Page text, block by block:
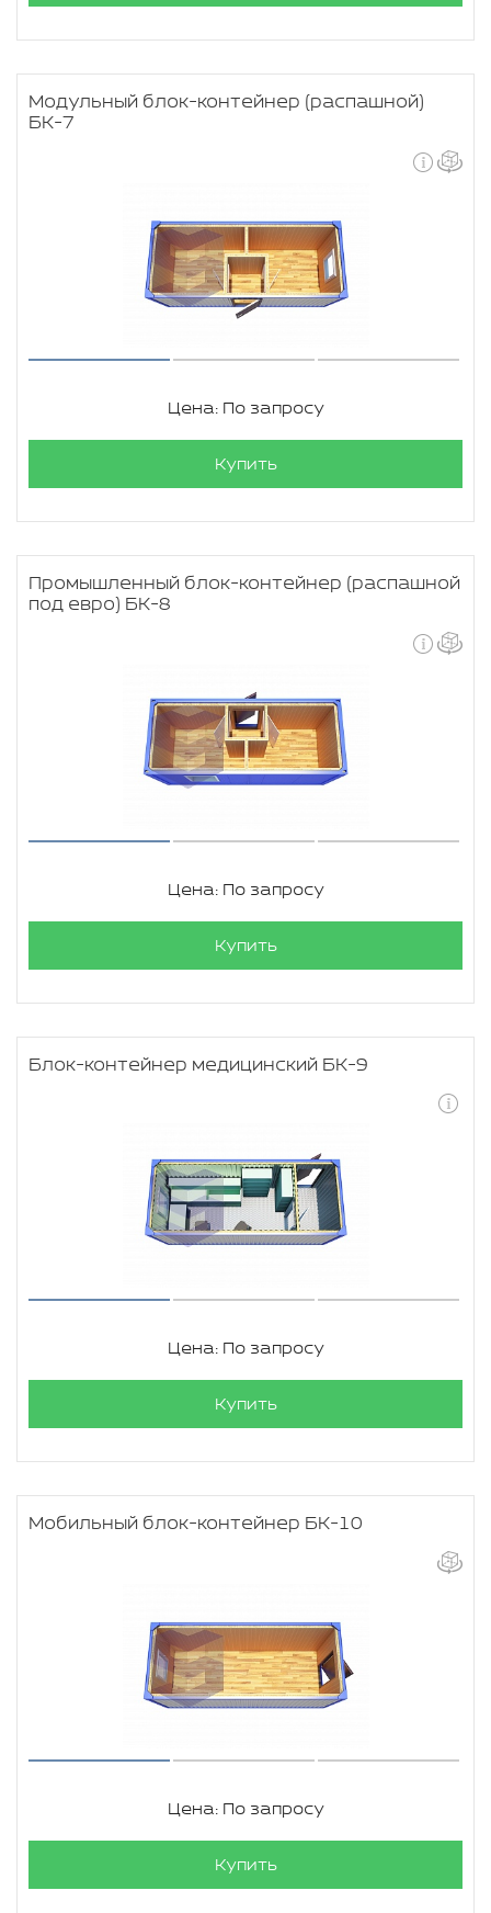
Модульный блок-контейнер (распашной)
БК-7
Цена: По запросу
Купить
Промышленный блок-контейнер (распашной
под евро) БК-8
Цена: По запросу
Купить
Блок-контейнер медицинский БК-9
Цена: По запросу
Купить
Мобильный блок-контейнер БК-10
Цена: По запросу
Купить